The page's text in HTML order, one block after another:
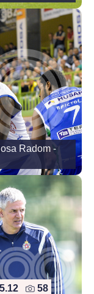
Radom -
58